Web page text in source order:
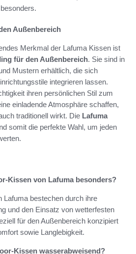
Außenbereich
Merkmal der Lafuma Kissen ist
für den Außenbereich. Sie sind in
Mustern erhältlich, die sich
integrieren lassen.
ihren persönlichen Stil zum
einladende Atmosphäre schaffen,
traditionell wirkt. Die Lafuma
somit die perfekte Wahl, um jeden
Kissen von Lafuma besonders?
Lafuma bestechen durch ihre
und den Einsatz von wetterfesten
für den Außenbereich konzipiert
sowie Langlebigkeit.
Kissen wasserabweisend?